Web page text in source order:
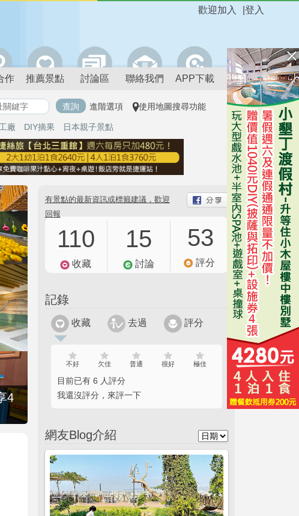
登入
歡迎加入
作 推薦景點 討論區 聯絡我們 APP下載
進階選項 使用地圖搜尋功能
廠 DIY摘果 日本親子景點
4
有景點的最新資訊或標籤建議，歡迎
回報
110
收藏
15
討論
53
評分
記錄
收藏 去過 評分
不好 欠佳 普通 很好 極佳
目前已有 6 人評分
我還沒評分，來評一下
網友Blog介紹